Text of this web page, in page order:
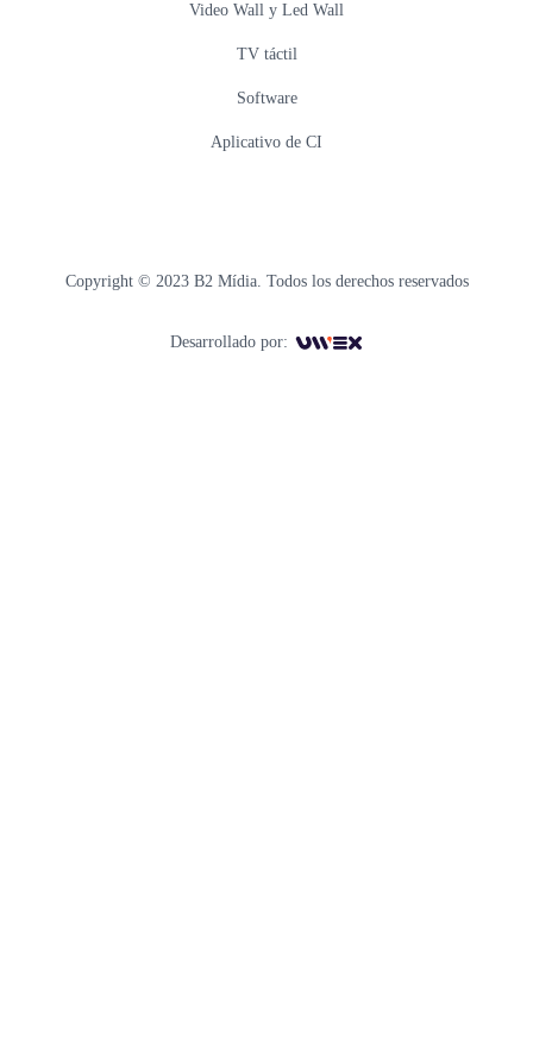
Video Wall y Led Wall
TV táctil
Software
Aplicativo de CI
Copyright © 2023 B2 Mídia. Todos los derechos reservados
Desarrollado por: